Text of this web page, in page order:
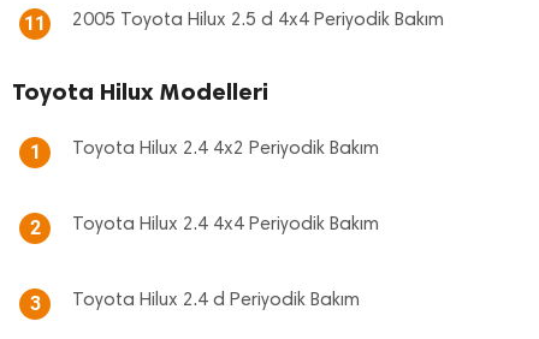
11 2005 Toyota Hilux 2.5 d 4x4 Periyodik Bakım
Toyota Hilux Modelleri
1 Toyota Hilux 2.4 4x2 Periyodik Bakım
2 Toyota Hilux 2.4 4x4 Periyodik Bakım
3 Toyota Hilux 2.4 d Periyodik Bakım